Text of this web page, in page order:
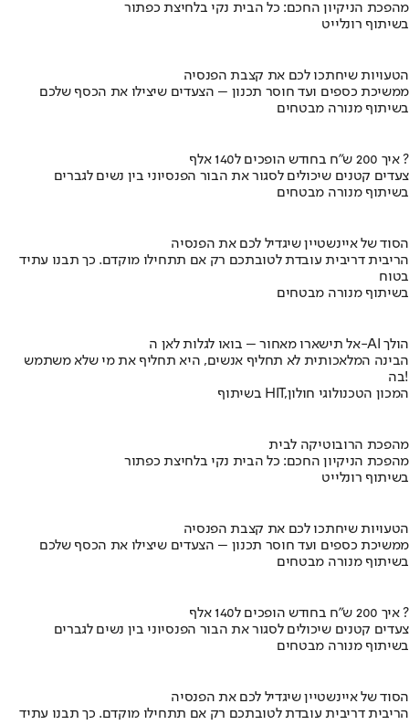
מהפכת הניקיון החכם: כל הבית נקי בלחיצת כפתור
בשיתוף רונלייט
הטעויות שיחתכו לכם את קצבת הפנסיה
ממשיכת כספים ועד חוסר תכנון – הצעדים שיצילו את הכסף שלכם
בשיתוף מנורה מבטחים
איך 200 ש"ח בחודש הופכים ל140 אלף ?
צעדים קטנים שיכולים לסגור את הבור הפנסיוני בין נשים לגברים
בשיתוף מנורה מבטחים
הסוד של איינשטיין שיגדיל לכם את הפנסיה
הריבית דריבית עובדת לטובתכם רק אם תתחילו מוקדם. כך תבנו עתיד
בטוח
בשיתוף מנורה מבטחים
אל תישארו מאחור – בואו לגלות לאן ה-AI הולך
הבינה המלאכותית לא תחליף אנשים, היא תחליף את מי שלא משתמש
בה!
בשיתוף HIT,המכון הטכנולוגי חולון
מהפכת הרובוטיקה לבית
מהפכת הניקיון החכם: כל הבית נקי בלחיצת כפתור
בשיתוף רונלייט
הטעויות שיחתכו לכם את קצבת הפנסיה
ממשיכת כספים ועד חוסר תכנון – הצעדים שיצילו את הכסף שלכם
בשיתוף מנורה מבטחים
איך 200 ש"ח בחודש הופכים ל140 אלף ?
צעדים קטנים שיכולים לסגור את הבור הפנסיוני בין נשים לגברים
בשיתוף מנורה מבטחים
הסוד של איינשטיין שיגדיל לכם את הפנסיה
הריבית דריבית עובדת לטובתכם רק אם תתחילו מוקדם. כך תבנו עתיד